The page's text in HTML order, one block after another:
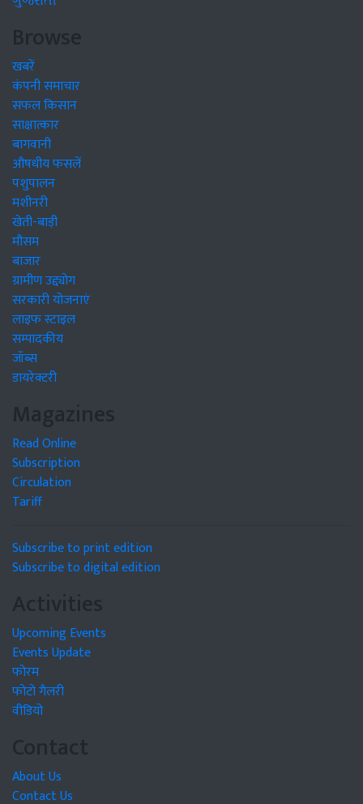
Browse
खबरें
कंपनी समाचार
सफल किसान
साक्षात्कार
बागवानी
औषधीय फसलें
पशुपालन
मशीनरी
खेती-बाड़ी
मौसम
बाजार
ग्रामीण उद्द्योग
सरकारी योजनाएं
लाइफ स्टाइल
सम्पादकीय
जॉब्स
डायरेक्टरी
Magazines
Read Online
Subscription
Circulation
Tariff
Subscribe to print edition
Subscribe to digital edition
Activities
Upcoming Events
Events Update
फोरम
फोटो गैलरी
वीडियो
Contact
About Us
Contact Us